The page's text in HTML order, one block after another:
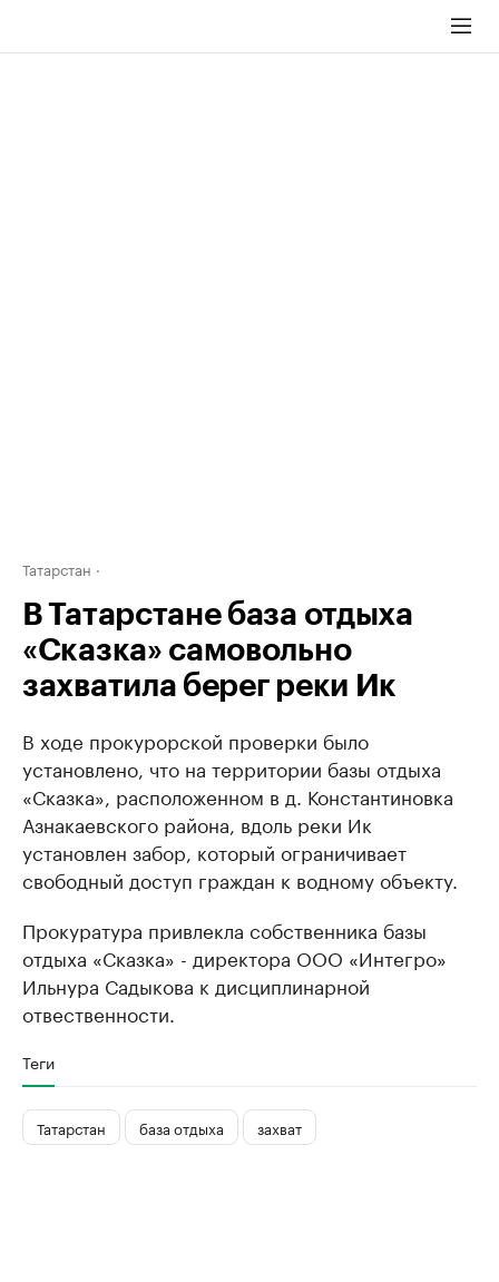
Татарстан
В Татарстане база отдыха
«Сказка» самовольно
захватила берег реки Ик
В ходе прокурорской проверки было
установлено, что на территории базы отдыха
«Сказка», расположенном в д. Константиновка
Азнакаевского района, вдоль реки Ик
установлен забор, который ограничивает
свободный доступ граждан к водному объекту.
Прокуратура привлекла собственника базы
отдыха «Сказка» - директора ООО «Интегро»
Ильнура Садыкова к дисциплинарной
отвественности.
Теги
Татарстан база отдыха захват